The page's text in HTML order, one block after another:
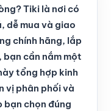
Tiki là nơi có
dễ mua và giao
chính hãng, lắp
bạn cần nắm một
tổng hợp kinh
vị phân phối và
bạn chọn đúng